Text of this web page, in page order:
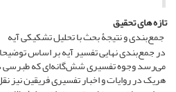
تازه های تحقیق
جمع‌بندی و نتیجۀ بحث با تحلیل تشکیکی آیه
در جمع‌بندی نهایی تفسیر آیه بر اساس
می‌رسد وجوه تفسیری شش‌گانه‌ای که طبرسی
هریک در روایات و اخبار تفسیری فریقین